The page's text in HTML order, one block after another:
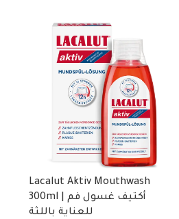
Lacalut Aktiv Mouthwash
300ml | أكتيف غسول فم
للعناية باللثة